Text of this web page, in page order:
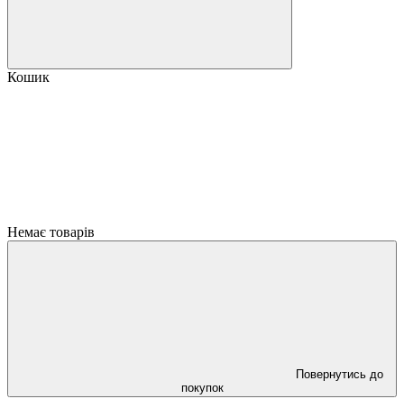
Кошик
Немає товарів
Повернутись до
покупок